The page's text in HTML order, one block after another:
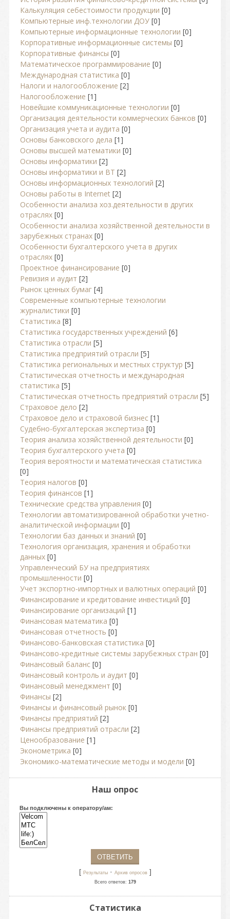
Калькуляция себестоимости продукции [0]
Компьютерные инф.технологии ДОУ [0]
Компьютерные информационные технологии [0]
Корпоративные информационные системы [0]
Корпоративные финансы [0]
Математическое программирование [0]
Международная статистика [0]
Налоги и налогообложение [2]
Налогообложение [1]
Новейшие коммуникационные технологии [0]
Организация деятельности коммерческих банков [0]
Организация учета и аудита [0]
Основы банковского дела [1]
Основы высшей математики [0]
Основы информатики [2]
Основы информатики и ВТ [2]
Основы информационных технологий [2]
Основы работы в Internet [2]
Особенности анализа хоз.деятельности в других
отраслях [0]
Особенности анализа хозяйственной деятельности в
зарубежных странах [0]
Особенности бухгалтерского учета в других
отраслях [0]
Проектное финансирование [0]
Ревизия и аудит [2]
Рынок ценных бумаг [4]
Современные компьютерные технологии
журналистики [0]
Статистика [8]
Статистика государственных учреждений [6]
Статистика отрасли [5]
Статистика предприятий отрасли [5]
Статистика региональных и местных структур [5]
Статистическая отчетность и международная
статистика [5]
Статистическая отчетность предприятий отрасли [5]
Страховое дело [2]
Страховое дело и страховой бизнес [1]
Судебно-бухгалтерская экспертиза [0]
Теория анализа хозяйственной деятельности [0]
Теория бухгалтерского учета [0]
Теория вероятности и математическая статистика
[0]
Теория налогов [0]
Теория финансов [1]
Технические средства управления [0]
Технологии автоматизированной обработки учетно-
аналитической информации [0]
Технологии баз данных и знаний [0]
Технология организация, хранения и обработки
данных [0]
Управленческий БУ на предприятиях
промышленности [0]
Учет экспортно-импортных и валютных операций [0]
Финансирование и кредитование инвестиций [0]
Финансирование организаций [1]
Финансовая математика [0]
Финансовая отчетность [0]
Финансово-банковская статистика [0]
Финансово-кредитные системы зарубежных стран [0]
Финансовый баланс [0]
Финансовый контроль и аудит [0]
Финансовый менеджмент [0]
Финансы [2]
Финансы и финансовый рынок [0]
Финансы предприятий [2]
Финансы предприятий отрасли [2]
Ценообразование [1]
Эконометрика [0]
Экономико-математические методы и модели [0]
Наш опрос
Вы подключены к оператору/ам:
[ Результаты· Архив опросов]
Всего ответов: 179
Статистика